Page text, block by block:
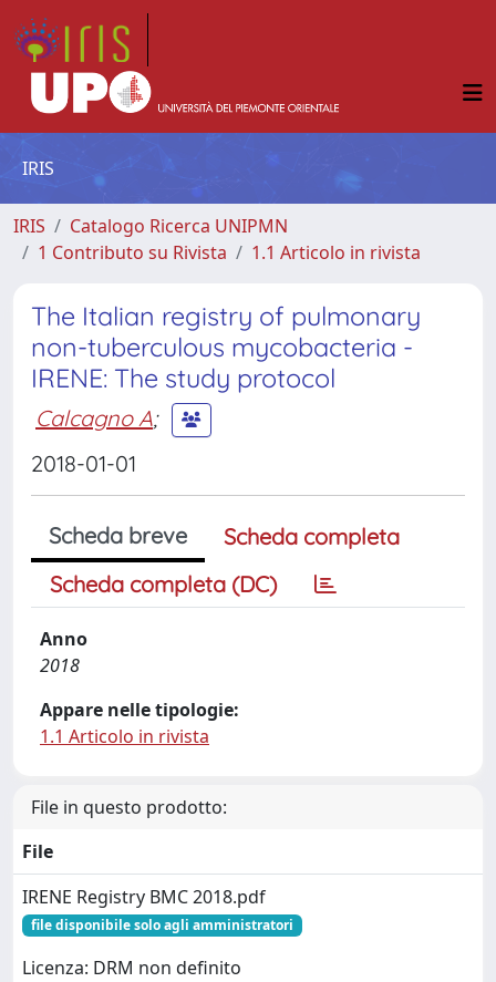
IRIS
IRIS
Catalogo Ricerca UNIPMN
1 Contributo su Rivista
1.1 Articolo in rivista
The Italian registry of pulmonary
non-tuberculous mycobacteria -
IRENE: The study protocol
Calcagno A;
2018-01-01
Scheda breve
Scheda completa
Scheda completa (DC)
Anno
2018
Appare nelle tipologie:
1.1 Articolo in rivista
File in questo prodotto:
File
IRENE Registry BMC 2018.pdf
file disponibile solo agli amministratori
Licenza: DRM non definito